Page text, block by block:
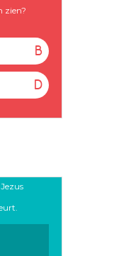
zien?
B
D